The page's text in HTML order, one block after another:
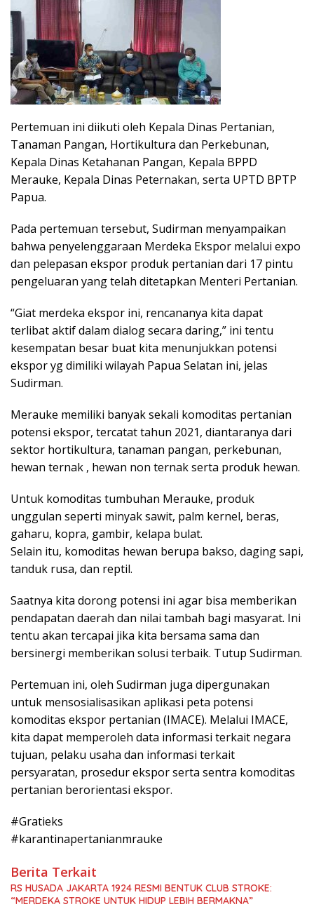
Pertemuan ini diikuti oleh Kepala Dinas Pertanian,
Tanaman Pangan, Hortikultura dan Perkebunan,
Kepala Dinas Ketahanan Pangan, Kepala BPPD
Merauke, Kepala Dinas Peternakan, serta UPTD BPTP
Papua.
Pada pertemuan tersebut, Sudirman menyampaikan
bahwa penyelenggaraan Merdeka Ekspor melalui expo
dan pelepasan ekspor produk pertanian dari 17 pintu
pengeluaran yang telah ditetapkan Menteri Pertanian.
“Giat merdeka ekspor ini, rencananya kita dapat
terlibat aktif dalam dialog secara daring,” ini tentu
kesempatan besar buat kita menunjukkan potensi
ekspor yg dimiliki wilayah Papua Selatan ini, jelas
Sudirman.
Merauke memiliki banyak sekali komoditas pertanian
potensi ekspor, tercatat tahun 2021, diantaranya dari
sektor hortikultura, tanaman pangan, perkebunan,
hewan ternak , hewan non ternak serta produk hewan.
Untuk komoditas tumbuhan Merauke, produk
unggulan seperti minyak sawit, palm kernel, beras,
gaharu, kopra, gambir, kelapa bulat.
Selain itu, komoditas hewan berupa bakso, daging sapi,
tanduk rusa, dan reptil.
Saatnya kita dorong potensi ini agar bisa memberikan
pendapatan daerah dan nilai tambah bagi masyarat. Ini
tentu akan tercapai jika kita bersama sama dan
bersinergi memberikan solusi terbaik. Tutup Sudirman.
Pertemuan ini, oleh Sudirman juga dipergunakan
untuk mensosialisasikan aplikasi peta potensi
komoditas ekspor pertanian (IMACE). Melalui IMACE,
kita dapat memperoleh data informasi terkait negara
tujuan, pelaku usaha dan informasi terkait
persyaratan, prosedur ekspor serta sentra komoditas
pertanian berorientasi ekspor.
#Gratieks
#karantinapertanianmrauke
Berita Terkait
RS HUSADA JAKARTA 1924 RESMI BENTUK CLUB STROKE:
“MERDEKA STROKE UNTUK HIDUP LEBIH BERMAKNA”